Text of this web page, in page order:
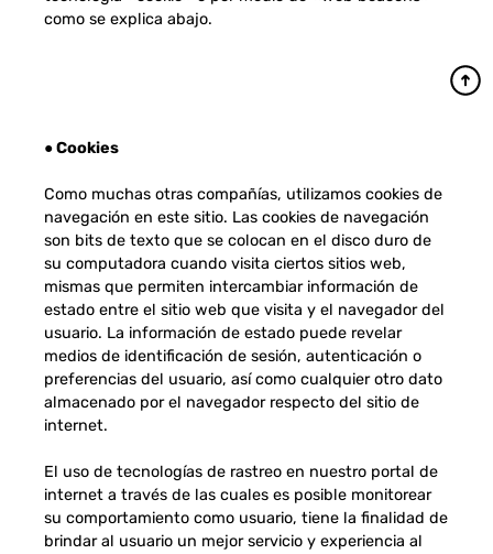
como se explica abajo.
● Cookies
Como muchas otras compañías, utilizamos cookies de
navegación en este sitio. Las cookies de navegación
son bits de texto que se colocan en el disco duro de
su computadora cuando visita ciertos sitios web,
mismas que permiten intercambiar información de
estado entre el sitio web que visita y el navegador del
usuario. La información de estado puede revelar
medios de identificación de sesión, autenticación o
preferencias del usuario, así como cualquier otro dato
almacenado por el navegador respecto del sitio de
internet.
El uso de tecnologías de rastreo en nuestro portal de
internet a través de las cuales es posible monitorear
su comportamiento como usuario, tiene la finalidad de
brindar al usuario un mejor servicio y experiencia al